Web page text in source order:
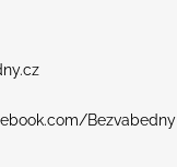
Bezvabedny